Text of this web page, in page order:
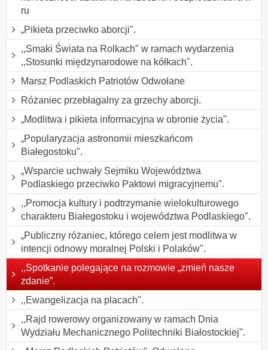
ru
„Pikieta przeciwko aborcji".
,,Smaki Świata na Rolkach" w ramach wydarzenia
,,Stosunki międzynarodowe na kółkach".
Marsz Podlaskich Patriotów Odwołane
Różaniec przebłagalny za grzechy aborcji.
„Modlitwa i pikieta informacyjna w obronie życia".
„Popularyzacja astronomii mieszkańcom
Białegostoku".
„Wsparcie uchwały Sejmiku Województwa
Podlaskiego przeciwko Paktowi migracyjnemu".
,,Promocja kultury i podtrzymanie wielokulturowego
charakteru Białegostoku i województwa Podlaskiego".
„Publiczny różaniec, którego celem jest modlitwa w
intencji odnowy moralnej Polski i Polaków".
,,Spotkanie polegające na rozmowie „zmień nasze
zdanie”.
,,Ewangelizacja na placach".
,,Rajd rowerowy organizowany w ramach Dnia
Wydziału Mechanicznego Politechniki Białostockiej".